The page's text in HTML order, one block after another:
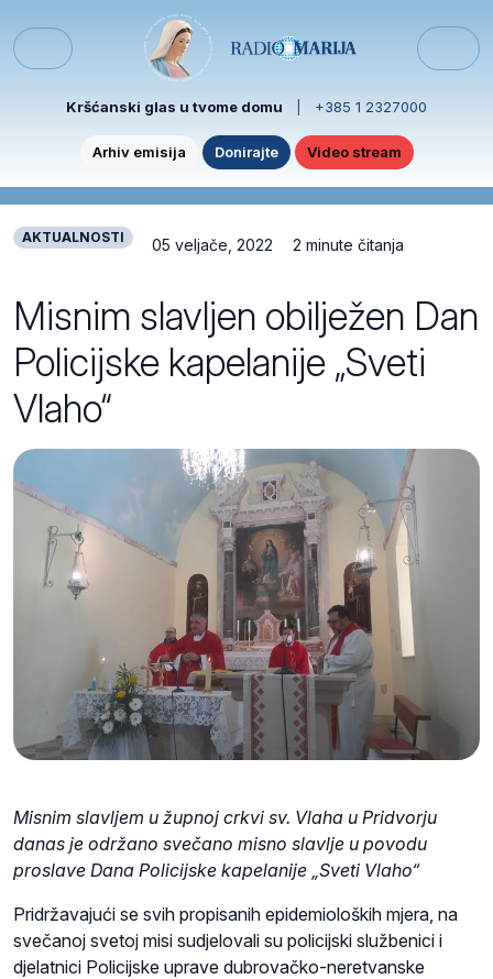
Menu
Kršćanski glas u tvome domu +385 1 2327000
Arhiv emisija Donirajte Video stream
AKTUALNOSTI 05 veljače, 2022 2 minute čitanja
Misnim slavljen obilježen Dan
Policijske kapelanije „Sveti
Vlaho“
Misnim slavljem u župnoj crkvi sv. Vlaha u Pridvorju
danas je održano svečano misno slavlje u povodu
proslave Dana Policijske kapelanije „Sveti Vlaho“
Pridržavajući se svih propisanih epidemioloških mjera, na
svečanoj svetoj misi sudjelovali su policijski službenici i
djelatnici Policijske uprave dubrovačko-neretvanske